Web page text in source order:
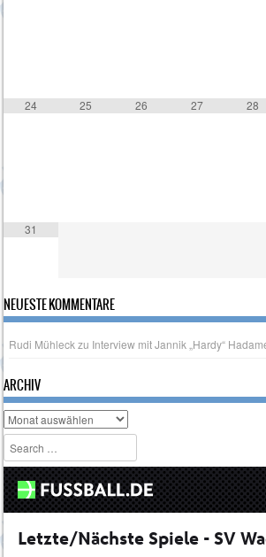
24 25 26 27 28
31
NEUESTE KOMMENTARE
Rudi Mühleck zu Interview mit Jannik „Hardy“
ARCHIV
Archiv
Search